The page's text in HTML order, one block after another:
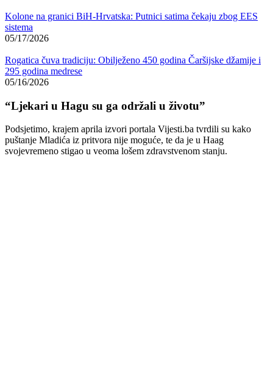
Kolone na granici BiH-Hrvatska: Putnici satima čekaju zbog EES
sistema
05/17/2026
Rogatica čuva tradiciju: Obilježeno 450 godina Čaršijske džamije i
295 godina medrese
05/16/2026
“Ljekari u Hagu su ga održali u životu”
Podsjetimo, krajem aprila izvori portala Vijesti.ba tvrdili su kako
puštanje Mladića iz pritvora nije moguće, te da je u Haag
svojevremeno stigao u veoma lošem zdravstvenom stanju.